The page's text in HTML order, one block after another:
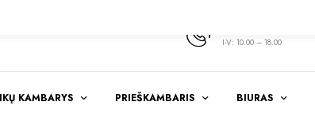
I-V: 10.00 – 18.00
KAMBARYS PRIEŠKAMBARIS BIURAS